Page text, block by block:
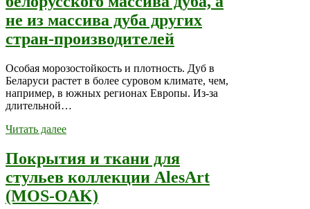
не из массива дуба других
стран-производителей
Особая морозостойкость и плотность. Дуб в
Беларуси растет в более суровом климате, чем,
например, в южных регионах Европы. Из-за
длительной…
Читать далее
Покрытия и ткани для
стульев коллекции AlesArt
(MOS-OAK)